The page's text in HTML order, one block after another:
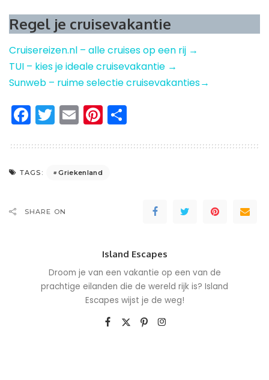
Regel je cruisevakantie
Cruisereizen.nl – alle cruises op een rij →
TUI – kies je ideale cruisevakantie →
Sunweb – ruime selectie cruisevakanties→
Facebook
Twitter
EmailPinterest
TAGS: Griekenland
SHARE ON
Island Escapes
Droom je van een vakantie op een van de
prachtige eilanden die de wereld rijk is? Island
Escapes wijst je de weg!